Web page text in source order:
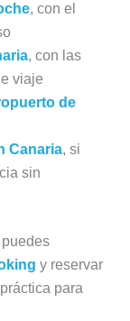
, con el
, con las
viaje
de
Canaria, si
sin
y reservar
para